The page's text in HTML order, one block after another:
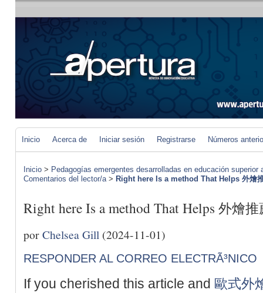
Inicio Acerca de Iniciar sesión Registrarse Números
Inicio > Pedagogías emergentes desarrolladas en educación
Comentarios del lector/a> Right here Is a method That Helps 外燴
Right here Is a method That Helps 外燴
porChelsea Gill (2024-11-01)
RESPONDER AL CORREO ELECTRÃ³NICO
If you cherished this article and 歐式外